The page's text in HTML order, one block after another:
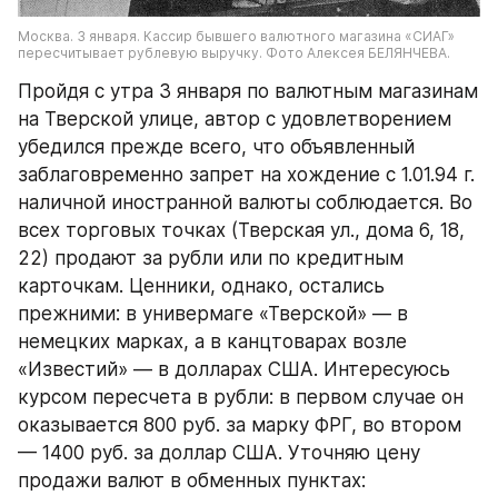
Москва. 3 января. Кассир бывшего валютного магазина «СИАГ»
пересчитывает рублевую выручку. Фото Алексея БЕЛЯНЧЕВА.
Пройдя с утра 3 января по валютным магазинам
на Тверской улице, автор с удовлетворением
убедился прежде всего, что объявленный
заблаговременно запрет на хождение с 1.01.94 г.
наличной иностранной валюты соблюдается. Во
всех торговых точках (Тверская ул., дома 6, 18,
22) продают за рубли или по кредитным
карточкам. Ценники, однако, остались
прежними: в универмаге «Тверской» — в
немецких марках, а в канцтоварах возле
«Известий» — в долларах США. Интересуюсь
курсом пересчета в рубли: в первом случае он
оказывается 800 руб. за марку ФРГ, во втором
— 1400 руб. за доллар США. Уточняю цену
продажи валют в обменных пунктах: